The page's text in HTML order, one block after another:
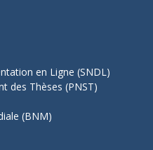
en Ligne (SNDL)
des Thèses (PNST)
(BNM)